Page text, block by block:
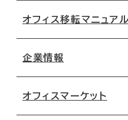
地図から探す
路線・駅から探す
オフィス移転マニュアル
移転コストシミュレーショ
移転スケジュール
企業情報
オフィスマーケット